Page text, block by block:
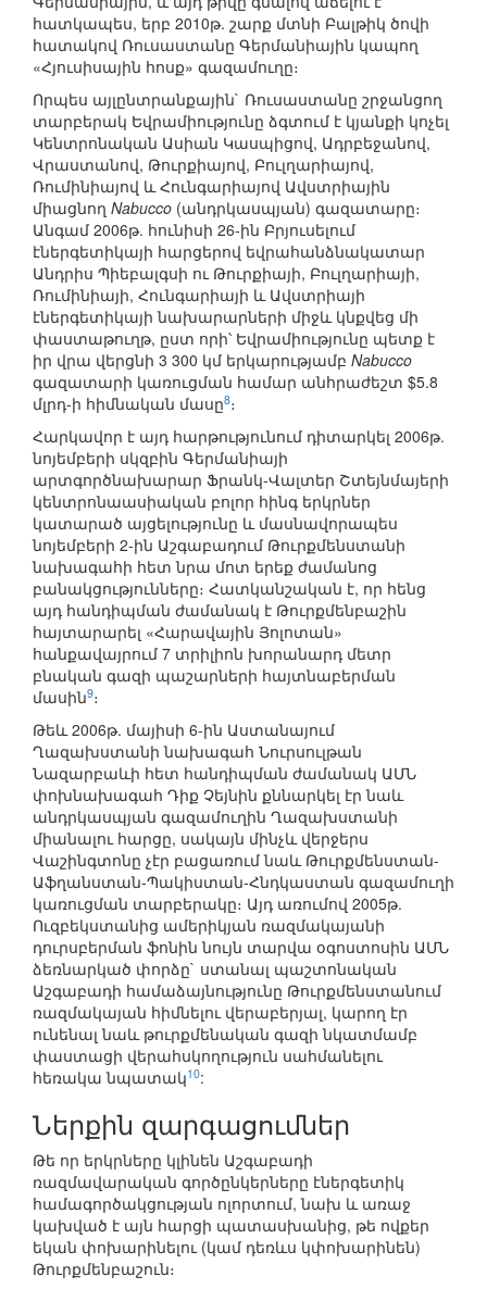
հատկապես, երբ 2010թ. շարք մտնի Բալթիկ ծովի
հատակով Ռուսաստանը Գերմանիային կապող
«Հյուսիսային հոսք» գազամուղը։
Որպես այլընտրանքային` Ռուսաստանը շրջանցող
տարբերակ Եվրամիությունը ձգտում է կյանքի կոչել
Կենտրոնական Ասիան Կասպիցով, Ադրբեջանով,
Վրաստանով, Թուրքիայով, Բուլղարիայով,
Ռումինիայով և Հունգարիայով Ավստրիային
միացնող Nabucco (անդրկասպյան) գազատարը։
Անգամ 2006թ. հունիսի 26-ին Բրյուսելում
էներգետիկայի հարցերով եվրահանձնակատար
Անդրիս Պիեբալգսի ու Թուրքիայի, Բուլղարիայի,
Ռումինիայի, Հունգարիայի և Ավստրիայի
էներգետիկայի նախարարների միջև կնքվեց մի
փաստաթուղթ, ըստ որի՝ Եվրամիությունը պետք է
իր վրա վերցնի 3 300 կմ երկարությամբ Nabucco
գազատարի կառուցման համար անհրաժեշտ $5.8
մլրդ-ի հիմնական մասը8։
Հարկավոր է այդ հարթությունում դիտարկել 2006թ.
նոյեմբերի սկզբին Գերմանիայի
արտգործնախարար Ֆրանկ-Վալտեր Շտեյնմայերի
կենտրոնաասիական բոլոր հինգ երկրներ
կատարած այցելությունը և մասնավորապես
նոյեմբերի 2-ին Աշգաբադում Թուրքմենստանի
նախագահի հետ նրա մոտ երեք ժամանոց
բանակցությունները։ Հատկանշական է, որ հենց
այդ հանդիպման ժամանակ է Թուրքմենբաշին
հայտարարել «Հարավային Յոլոտան»
հանքավայրում 7 տրիլիոն խորանարդ մետր
բնական գազի պաշարների հայտնաբերման
մասին9։
Թեև 2006թ. մայիսի 6-ին Աստանայում
Ղազախստանի նախագահ Նուրսուլթան
Նազարբաևի հետ հանդիպման ժամանակ ԱՄՆ
փոխնախագահ Դիք Չեյնին քննարկել էր նաև
անդրկասպյան գազամուղին Ղազախստանի
միանալու հարցը, սակայն մինչև վերջերս
Վաշինգտոնը չէր բացառում նաև Թուրքմենստան-
Աֆղանստան-Պակիստան-Հնդկաստան գազամուղի
կառուցման տարբերակը։ Այդ առումով 2005թ.
Ուզբեկստանից ամերիկյան ռազմակայանի
դուրսբերման ֆոնին նույն տարվա օգոստոսին ԱՄՆ
ձեռնարկած փորձը` ստանալ պաշտոնական
Աշգաբադի համաձայնությունը Թուրքմենստանում
ռազմակայան հիմնելու վերաբերյալ, կարող էր
ունենալ նաև թուրքմենական գազի նկատմամբ
փաստացի վերահսկողություն սահմանելու
հեռակա նպատակ10:
Ներքին զարգացումներ
Թե որ երկրները կլինեն Աշգաբադի
ռազմավարական գործընկերները էներգետիկ
համագործակցության ոլորտում, նախ և առաջ
կախված է այն հարցի պատասխանից, թե ովքեր
եկան փոխարինելու (կամ դեռևս կփոխարինեն)
Թուրքմենբաշուն։